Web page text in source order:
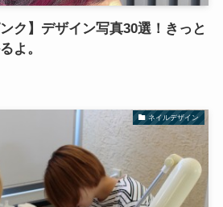
ク】デザイン写真30選！きっと
よ。
ネイルデザイン